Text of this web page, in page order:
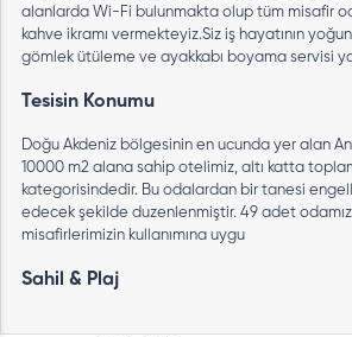
alanlarda Wi-Fi bulunmakta olup tüm misafir
kahve ikramı vermekteyiz.Siz iş hayatının
gömlek ütüleme ve ayakkabı boyama servisi
Tesisin Konumu
Doğu Akdeniz bölgesinin en ucunda yer alan
10000 m2 alana sahip otelimiz, altı katta
kategorisindedir. Bu odalardan bir tanesi
edecek şekilde duzenlenmiştir. 49 adet
misafirlerimizin kullanımına uygu
Sahil & Plaj